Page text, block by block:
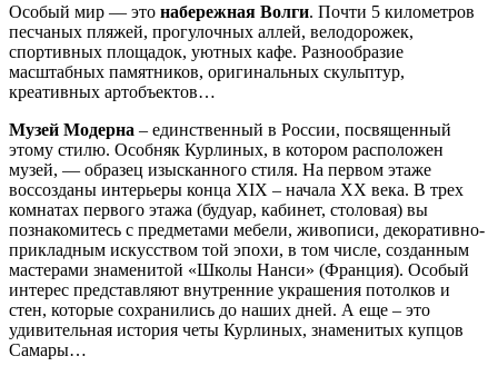
Особый мир — это набережная Волги. Почти 5 километров
песчаных пляжей, прогулочных аллей, велодорожек,
спортивных площадок, уютных кафе. Разнообразие
масштабных памятников, оригинальных скульптур,
креативных артобъектов…
Музей Модерна – единственный в России, посвященный
этому стилю. Особняк Курлиных, в котором расположен
музей, — образец изысканного стиля. На первом этаже
воссозданы интерьеры конца XIX – начала XX века. В трех
комнатах первого этажа (будуар, кабинет, столовая) вы
познакомитесь с предметами мебели, живописи, декоративно-
прикладным искусством той эпохи, в том числе, созданным
мастерами знаменитой «Школы Нанси» (Франция). Особый
интерес представляют внутренние украшения потолков и
стен, которые сохранились до наших дней. А еще – это
удивительная история четы Курлиных, знаменитых купцов
Самары…